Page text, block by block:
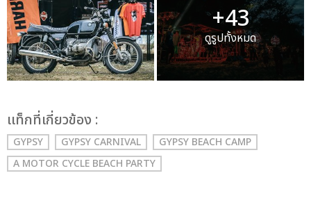
+43
ดูรูปทั้งหมด
เเท็กที่เกี่ยวข้อง :
GYPSY GYPSY CARNIVAL
GYPSY BEACH CAMP
A MOTOR CYCLE BEACH PARTY